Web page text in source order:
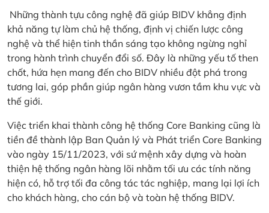
Những thành tựu công nghệ đã giúp BIDV khẳng định
khả năng tự làm chủ hệ thống, định vị chiến lược công
nghệ và thể hiện tinh thần sáng tạo không ngừng nghỉ
trong hành trình chuyển đổi số. Đây là những yếu tố then
chốt, hứa hẹn mang đến cho BIDV nhiều đột phá trong
tương lai, góp phần giúp ngân hàng vươn tầm khu vực và
thế giới.
Việc triển khai thành công hệ thống Core Banking cũng là
tiền đề thành lập Ban Quản lý và Phát triển Core Banking
vào ngày 15/11/2023, với sứ mệnh xây dựng và hoàn
thiện hệ thống ngân hàng lõi nhằm tối ưu các tính năng
hiện có, hỗ trợ tối đa công tác tác nghiệp, mang lại lợi ích
cho khách hàng, cho cán bộ và toàn hệ thống BIDV.